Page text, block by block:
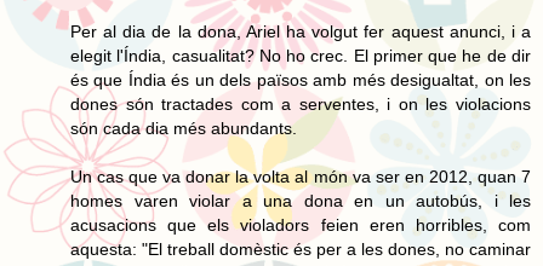
Per al dia de la dona, Ariel ha volgut fer aquest anunci, i a
elegit l'Índia, casualitat? No ho crec. El primer que he de dir
és que Índia és un dels països amb més desigualtat, on les
dones són tractades com a serventes, i on les violacions
són cada dia més abundants.
Un cas que va donar la volta al món va ser en 2012, quan 7
homes varen violar a una dona en un autobús, i les
acusacions que els violadors feien eren horribles, com
aquesta: "El treball domèstic és per a les dones, no caminar